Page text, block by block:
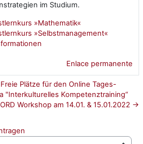
im Studium.
»Mathematik«
»Selbstmanagement«
Enlace permanente
Plätze für den Online Tages-
"Interkulturelles Kompetenztraining“
Workshop am 14.01. & 15.01.2022 →